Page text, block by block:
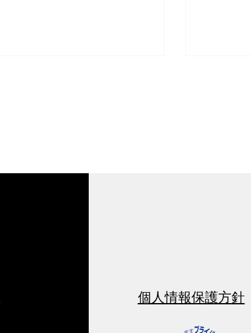
～全国ビ
個人情報保護方針